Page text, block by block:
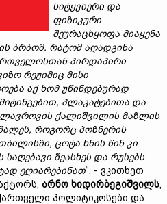
სიტყვიერი და
ფიზიკური
შეურაცხყოფა მიაყენა
ბრბომ. რატომ აღადგინა
პირდაპირი
რეჟიმიც მისი
აქ ხომ უწინდებურად
მიტინგებით, პლაკატებითა და
ლავროვის ქალიშვილის მაზლის
, როგორც პოზნერის
, ცოტა ხნის წინ კი
საღებავი შეასხეს და რუსებს
ეღიარებინათ“, - ვკითხეთ
არნო ხიდირბეგიშვილს,
პოლიტიკოსები და